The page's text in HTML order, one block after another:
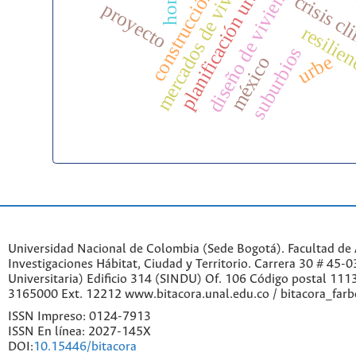
diseño de viviendaurbe
proyecto crisis
planificación urbana
mercados de vivienda
méxico
suburbios
Universidad Nacional de Colombia (Sede Bogotá). Facultad
Investigaciones Hábitat, Ciudad y Territorio. Carrera 30 # 45-
Universitaria) Edificio 314 (SINDU) Of. 106 Código postal
3165000 Ext. 12212 www.bitacora.unal.edu.co /
ISSN Impreso: 0124-7913
ISSN En línea: 2027-145X
DOI:10.15446/bitacora